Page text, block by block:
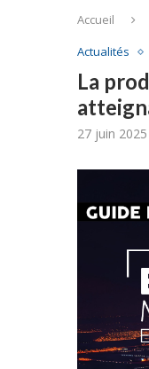
Accueil
Actualités
La
27 juin 2025